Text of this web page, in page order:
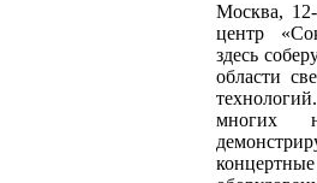
Москва,
центр
здесь
области
многих